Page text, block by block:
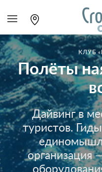
КЛУБ
Полёты
Дайвинг в
туристов.
организация